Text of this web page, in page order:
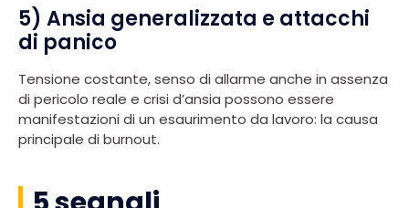
5) Ansia generalizzata e attacchi
di panico
Tensione costante, senso di allarme anche in assenza
di pericolo reale e crisi d’ansia possono essere
manifestazioni di un esaurimento da lavoro: la causa
principale di burnout.